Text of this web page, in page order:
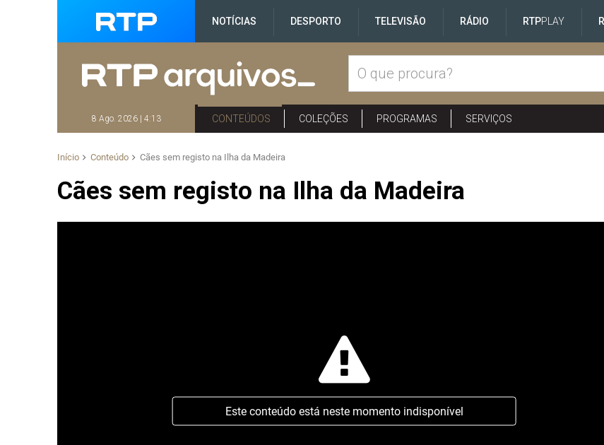
NOTÍCIAS DESPORTO TELEVISÃO RÁDIO RTPPLAY
8 Ago. 2026 | 4:13 CONTEÚDOS COLEÇÕES PROGRAMAS SERVIÇOS
Início Conteúdo Cães sem registo na Ilha da Madeira
Cães sem registo na Ilha da Madeira
Este conteúdo está neste momento indisponível